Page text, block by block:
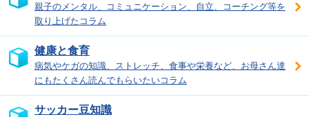
親子のメンタル、コミュニケーション、自立、コーチング等を
取り上げたコラム
健康と食育
病気やケガの知識、ストレッチ、食事や栄養など、お母さん達
にもたくさん読んでもらいたいコラム
サッカー豆知識